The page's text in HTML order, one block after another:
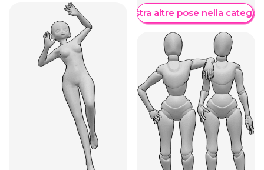
Mostra altre pose nella